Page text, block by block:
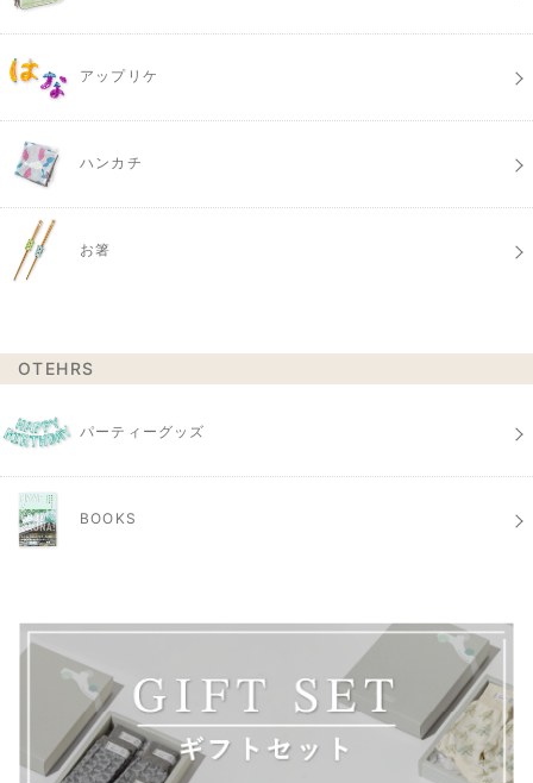
アップリケ
ハンカチ
お箸
OTEHRS
パーティーグッズ
BOOKS